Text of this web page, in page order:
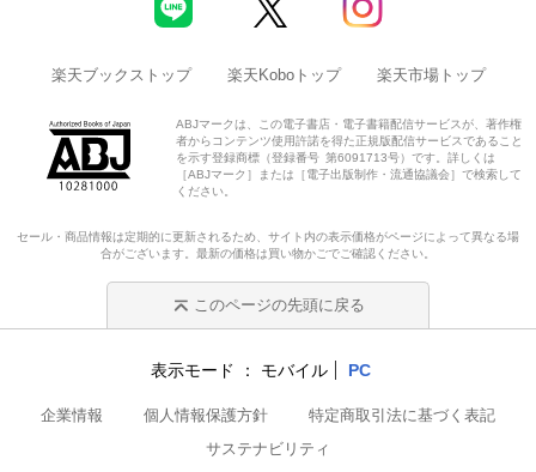
楽天ブックストップ 楽天Koboトップ 楽天市場トップ
ABJマークは、この電子書店・電子書籍配信サービスが、著作権
者からコンテンツ使用許諾を得た正規版配信サービスであること
を示す登録商標（登録番号 第6091713号）です。詳しくは
［ABJマーク］または［電子出版制作・流通協議会］で検索して
ください。
セール・商品情報は定期的に更新されるため、サイト内の表示価格がページによって異なる場
合がございます。最新の価格は買い物かごでご確認ください。
このページの先頭に戻る
表示モード モバイル PC
企業情報 個人情報保護方針
特定商取引法に基づく表記
サステナビリティ